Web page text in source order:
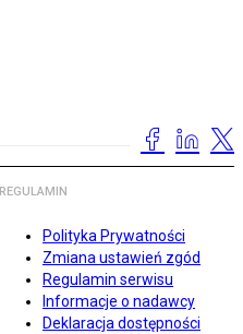
REGULAMIN
Polityka Prywatności
Zmiana ustawień zgód
Regulamin serwisu
Informacje o nadawcy
Deklaracja dostępności